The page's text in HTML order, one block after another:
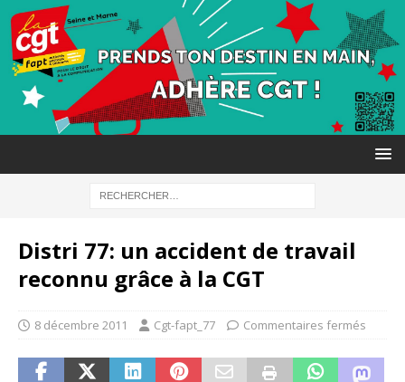
Distri 77: un accident de travail
reconnu grâce à la CGT
8 décembre 2011 Cgt-fapt_77 Commentaires fermés